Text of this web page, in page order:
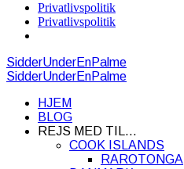
Privatlivspolitik
Privatlivspolitik
SidderUnderEnPalme
SidderUnderEnPalme
HJEM
BLOG
REJS MED TIL…
COOK ISLANDS
RAROTONGA